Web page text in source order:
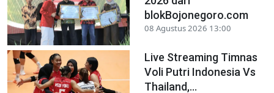
blokBojonegoro.com
08 Agustus 2026 13:00
Live Streaming Timnas
Voli Putri Indonesia Vs
Thailand,...